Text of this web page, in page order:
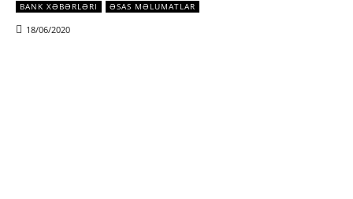
BANK XƏBƏRLƏRI ƏSAS MƏLUMATLAR
18/06/2020